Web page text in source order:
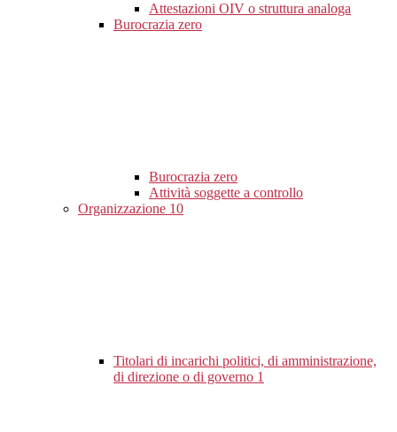
Attestazioni OIV o struttura analoga
Burocrazia zero
Burocrazia zero
Attività soggette a controllo
Organizzazione 10
Titolari di incarichi politici, di amministrazione,
di direzione o di governo 1